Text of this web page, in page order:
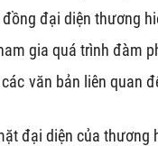
đại diện thương
gia quá trình đàm
văn bản liên quan
đại diện của thương